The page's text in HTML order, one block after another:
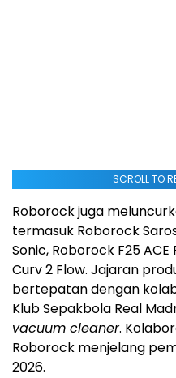
SCROLL TO
Roborock juga
termasuk Roborock
Sonic, Roborock F25
Curv 2 Flow. Jajaran
bertepatan dengan
Klub Sepakbola Real
vacuum cleaner.
Roborock menjelang
2026.